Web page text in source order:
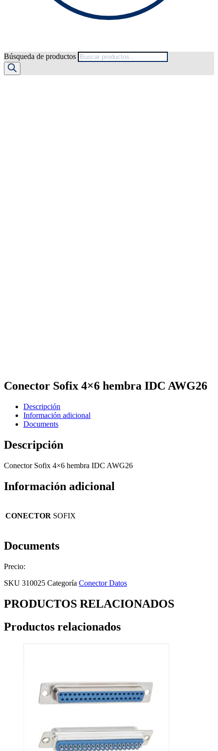
Búsqueda de productos
Conector Sofix 4×6 hembra IDC AWG26
Descripción
Información adicional
Documents
Descripción
Conector Sofix 4×6 hembra IDC AWG26
Información adicional
CONECTOR SOFIX
Documents
Precio:
SKU 310025 Categoría Conector Datos
PRODUCTOS RELACIONADOS
Productos relacionados